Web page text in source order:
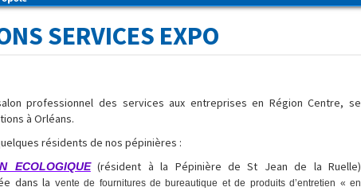
SERVICES EXPO
professionnel des services aux entreprises en Région Centre, se
à Orléans.
résidents de nos pépinières :
ECOLOGIQUE(résident à la Pépinière de St Jean de la Ruelle)
dans la vente de fournitures de bureautique et de produits d’entretien « en